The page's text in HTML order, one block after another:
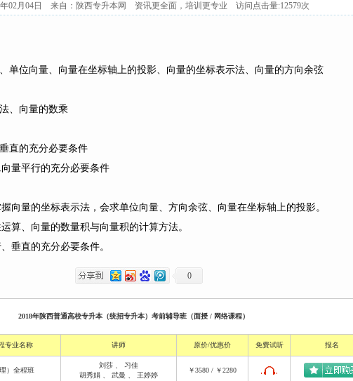
年02月04日 来自：陕西专升本网 资讯更全面，培训更专业 访问点击量:12579次
单位向量、向量在坐标轴上的投影、向量的坐标表示法、向量的方向余弦
、向量的数乘
直的充分必要条件
量平行的充分必要条件
向量的坐标表示法，会求单位向量、方向余弦、向量在坐标轴上的投影。
算、向量的数量积与向量积的计算方法。
垂直的充分必要条件。
0
2018年陕西普通高校专升本（统招专升本）考前辅导班（面授 / 网络课程）
专业名称 讲师 原价/优惠价 免费试听 报名
）全程班
刘莎
习佳
胡秀娟
武曼 王婷婷
￥3580 / ￥2280